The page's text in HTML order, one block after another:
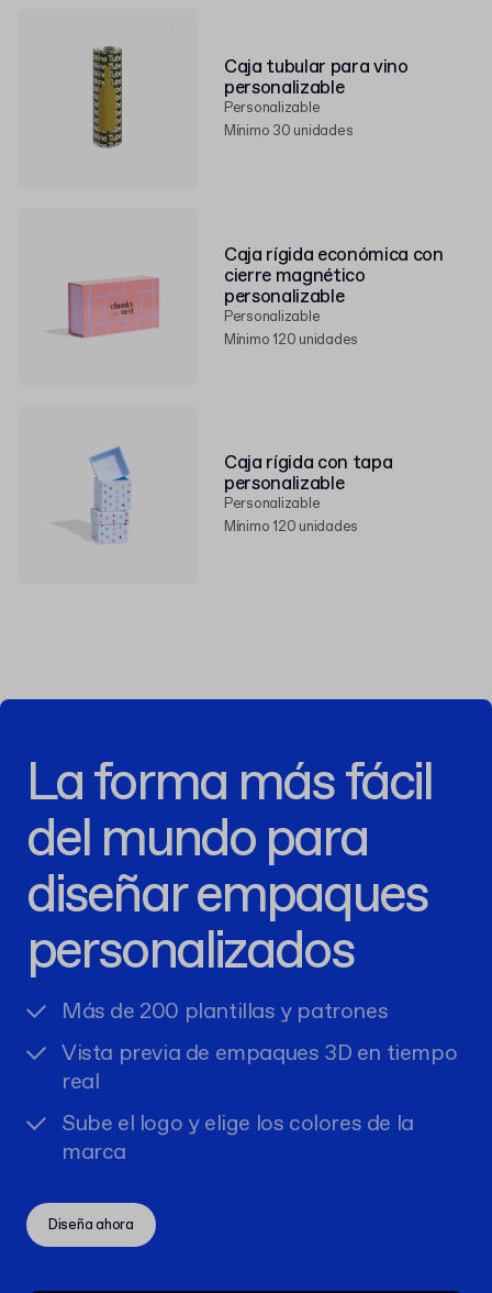
Caja tubular para vino
personalizable
Personalizable
Mínimo 30 unidades
Caja rígida económica con
cierre magnético
personalizable
Personalizable
Mínimo 120 unidades
Caja rígida con tapa
personalizable
Personalizable
Mínimo 120 unidades
La forma más fácil
del mundo para
diseñar empaques
personalizados
Más de 200 plantillas y patrones
Vista previa de empaques 3D en tiempo
real
Sube el logo y elige los colores de la
marca
Diseña ahora